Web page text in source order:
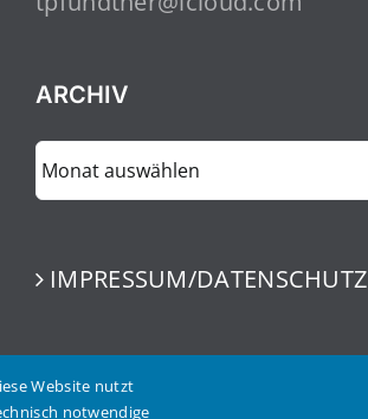
ARCHIV
ARCHIV
IMPRESSUM/DATENSCHUTZ
Website nutzt
notwendige